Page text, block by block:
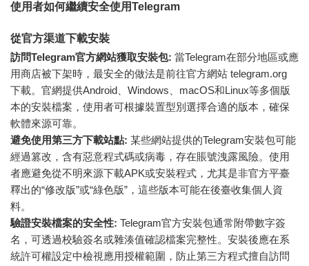
使用者如何繼續安全使用Telegram
從官方渠道下載安裝
訪問Telegram官方網站獲取安裝包: 當Telegram在部分地區或應
用商店被下架時，最安全的做法是前往官方網站 telegram.org
下載。官網提供Android、Windows、macOS和Linux等多個版
本的安裝檔案，使用者可根據裝置型別選擇合適的版本，確保
軟體來源可靠。
避免使用第三方下載站點: 某些網站提供的Telegram安裝包可能
經過篡改，含有惡意程式碼或病毒，存在賬號洩露風險。使用
者應避免從不明來源下載APK或安裝程式，尤其是非官方平臺
釋出的“修改版”或“綠色版”，這些版本可能在後臺收集個人資
料。
驗證安裝檔案的安全性: Telegram官方安裝包通常附帶數字簽
名，可透過校驗簽名或雜湊值確認檔案完整性。安裝後應在系
統許可權設定中檢視應用授權範圍，防止第三方程式擅自訪問